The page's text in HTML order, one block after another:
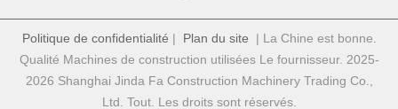
Politique de confidentialité | Plan du site | La Chine est bonne.
Qualité Machines de construction utilisées Le fournisseur. 2025-
2026 Shanghai Jinda Fa Construction Machinery Trading Co.,
Ltd. Tout. Les droits sont réservés.